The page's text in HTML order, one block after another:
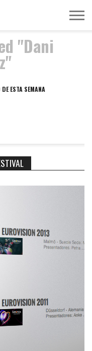
"Dani
ESTA SEMANA